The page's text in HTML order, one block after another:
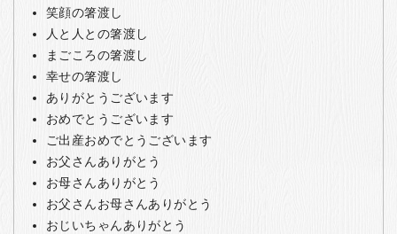
笑顔の箸渡し
人と人との箸渡し
まごころの箸渡し
幸せの箸渡し
ありがとうございます
おめでとうございます
ご出産おめでとうございます
お父さんありがとう
お母さんありがとう
お父さんお母さんありがとう
おじいちゃんありがとう